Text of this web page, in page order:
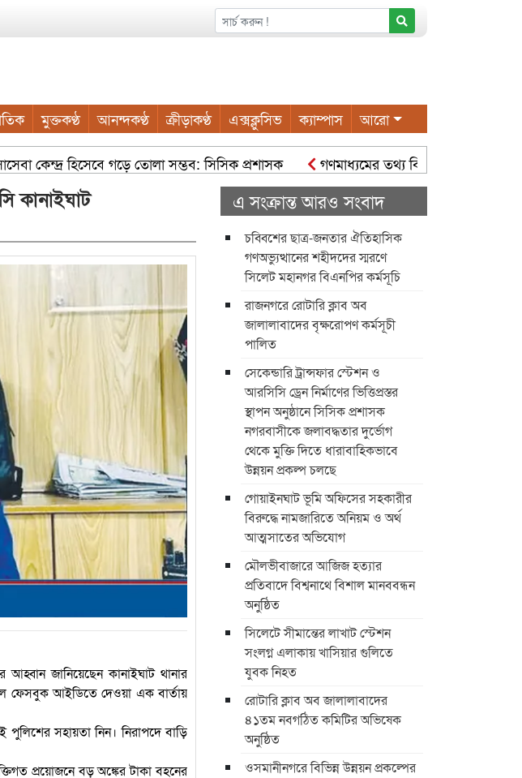
মুক্তকণ্ঠ আনন্দকণ্ঠ ক্রীড়াকণ্ঠ এক্সক্লুসিভ ক্যাম্পাস আরো
কেন্দ্র হিসেবে গড়ে তোলা সম্ভব: সিসিক প্রশাসক
গণমাধ্যমের তথ্য বিকৃত হলে বিভ্রান্তি ও সংঘাত
আধুনিক নাগরিক সুবিধা করতে কাজ করছে সিসিক: সিসিক প্রশাসক হোল্ডিং ট্যাক্স পরিশোধে
কানাইঘাট
আহ্বান জানিয়েছেন কানাইঘাট থানার
ফেসবুক আইডিতে দেওয়া এক বার্তায়
পুলিশের সহায়তা নিন। নিরাপদে বাড়ি
প্রয়োজনে বড় অঙ্কের টাকা বহনের
এ সংক্রান্ত আরও সংবাদ
চব্বিশের ছাত্র-জনতার ঐতিহাসিক
গণঅভ্যুত্থানের শহীদদের স্মরণে
সিলেট মহানগর বিএনপির কর্মসূচি
রাজনগরে রোটারি ক্লাব অব
জালালাবাদের বৃক্ষরোপণ কর্মসূচী
পালিত
সেকেন্ডারি ট্রান্সফার স্টেশন ও
আরসিসি ড্রেন নির্মাণের ভিত্তিপ্রস্তর
স্থাপন অনুষ্ঠানে সিসিক প্রশাসক
নগরবাসীকে জলাবদ্ধতার দুর্ভোগ
থেকে মুক্তি দিতে ধারাবাহিকভাবে
উন্নয়ন প্রকল্প চলছে
গোয়াইনঘাট ভূমি অফিসের সহকারীর
বিরুদ্ধে নামজারিতে অনিয়ম ও অর্থ
আত্মসাতের অভিযোগ
মৌলভীবাজারে আজিজ হত্যার
প্রতিবাদে বিশ্বনাথে বিশাল মানববন্ধন
অনুষ্ঠিত
সিলেটে সীমান্তের লাখাট স্টেশন
সংলগ্ন এলাকায় খাসিয়ার গুলিতে
যুবক নিহত
রোটারি ক্লাব অব জালালাবাদের
৪১তম নবগঠিত কমিটির অভিষেক
অনুষ্ঠিত
ওসমানীনগরে বিভিন্ন উন্নয়ন প্রকল্পের